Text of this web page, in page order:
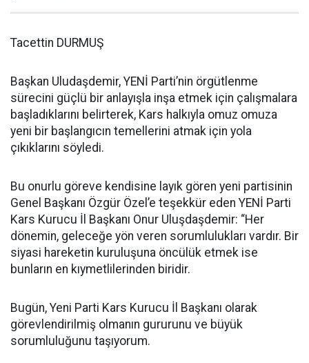
Tacettin DURMUŞ
Başkan Uludaşdemir, YENİ Parti’nin örgütlenme
sürecini güçlü bir anlayışla inşa etmek için çalışmalara
başladıklarını belirterek, Kars halkıyla omuz omuza
yeni bir başlangıcın temellerini atmak için yola
çıkıklarını söyledi.
Bu onurlu göreve kendisine layık gören yeni partisinin
Genel Başkanı Özgür Özel’e teşekkür eden YENİ Parti
Kars Kurucu İl Başkanı Onur Uluşdaşdemir: “Her
dönemin, geleceğe yön veren sorumlulukları vardır. Bir
siyasi hareketin kuruluşuna öncülük etmek ise
bunların en kıymetlilerinden biridir.
Bugün, Yeni Parti Kars Kurucu İl Başkanı olarak
görevlendirilmiş olmanın gururunu ve büyük
sorumluluğunu taşıyorum.